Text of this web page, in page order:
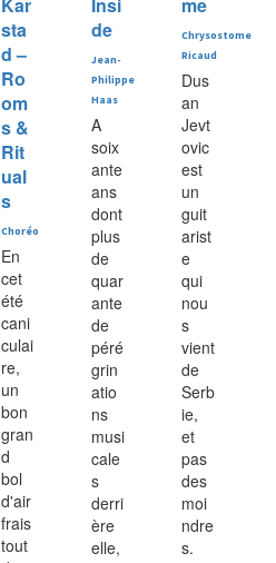
sta
d –
Ro
om
s &
Rit
ual
s
Choréo
En
cet
été
cani
culai
re,
un
bon
gran
d
bol
d'air
frais
tout
de
Jean-
Philippe
Haas
A
soix
ante
ans
dont
plus
de
quar
ante
de
péré
grin
atio
ns
musi
cale
s
derri
ère
elle,
Chrysostome
Ricaud
Dus
an
Jevt
ovic
est
un
guit
arist
e
qui
nou
s
vient
de
Serb
ie,
et
pas
des
moi
ndre
s.